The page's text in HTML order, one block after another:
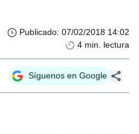
Publicado: 07/02/2018 14:02
4 min. lectura
Síguenos en Google